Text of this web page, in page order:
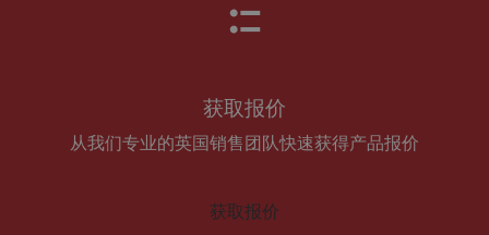
获取报价
从我们专业的英国销售团队快速获得产品报价
获取报价